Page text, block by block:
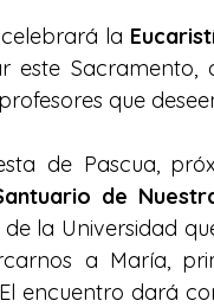
la
este
que
de Pascua,
de
la Universidad
a María,
encuentro dará